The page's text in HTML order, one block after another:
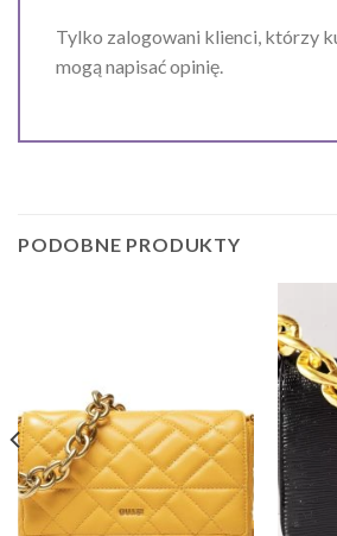
Tylko zalogowani klienci, którzy
mogą napisać opinię.
PODOBNE PRODUKTY